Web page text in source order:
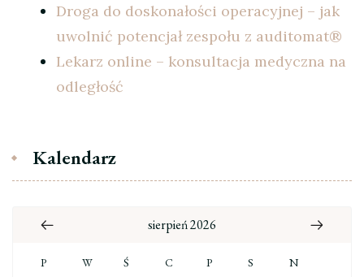
Droga do doskonałości operacyjnej – jak
uwolnić potencjał zespołu z auditomat®
Lekarz online – konsultacja medyczna na
odległość
Kalendarz
sierpień 2026
P W Ś C P S N